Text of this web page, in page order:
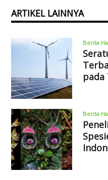
ARTIKEL LAINNYA
Berita
pada
Berita